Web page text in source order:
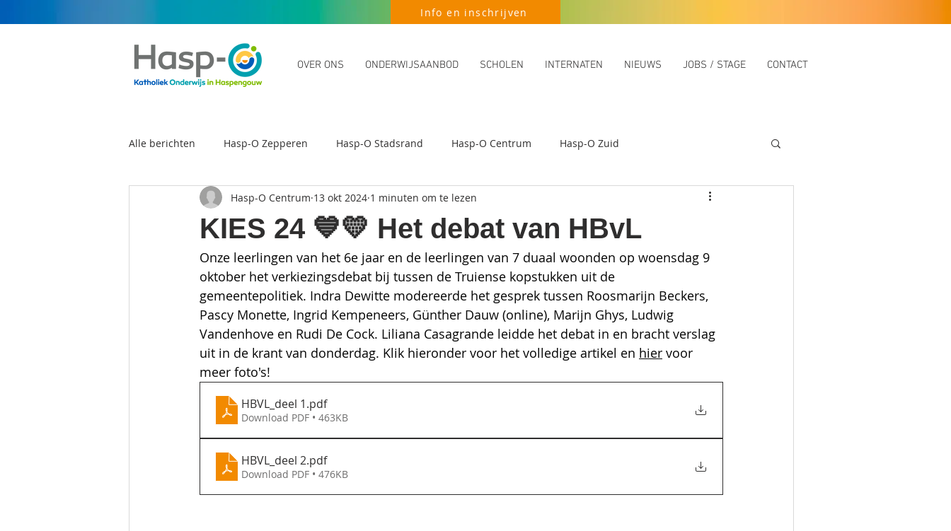
Info en inschrijven
OVER ONS ONDERWIJSAANBOD SCHOLEN INTERNATEN NIEUWS JOBS / STAGE CONTACT
Alle berichten Hasp-O Zepperen Hasp-O Stadsrand Hasp-O Centrum Hasp-O Zuid
Scholengemeenschap Hasp-O
KIES 24 💙💛 Het debat van HBvL
Hasp-O Centrum 13 okt 2024 1 minuten om te lezen
Onze leerlingen van het 6e jaar en de leerlingen van 7 duaal woonden op woensdag 9
oktober het verkiezingsdebat bij tussen de Truiense kopstukken uit de
gemeentepolitiek. Indra Dewitte modereerde het gesprek tussen Roosmarijn Beckers,
Pascy Monette, Ingrid Kempeneers, Günther Dauw (online), Marijn Ghys, Ludwig
Vandenhove en Rudi De Cock. Liliana Casagrande leidde het debat in en bracht verslag
uit in de krant van donderdag. Klik hieronder voor het volledige artikel en hier voor
meer foto's!
HBVL_deel 1.pdf
Download PDF • 463KB
HBVL_deel 2.pdf
Download PDF • 476KB